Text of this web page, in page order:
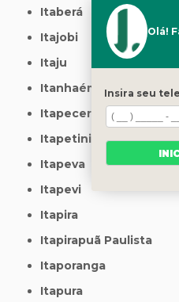
Itaberá
Itajobi
Itaju
Itanhaém
Itapecerica da Serra
Itapetininga
Itapeva
Itapevi
Itapira
Itapirapuã Paulista
Itaporanga
Itapura
Olá!
Insira seu